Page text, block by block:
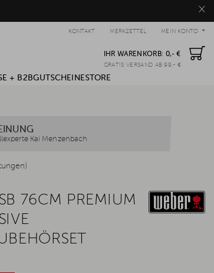
×
MEIN KONTO
MERKZETTEL
KONTAKT
IHR WARENKORB: 0,- €
GRATIS VERSAND AB 99,- €
+ B2BGUTSCHEINESTORE
Kai Menzenbach
76CM PREMIUM